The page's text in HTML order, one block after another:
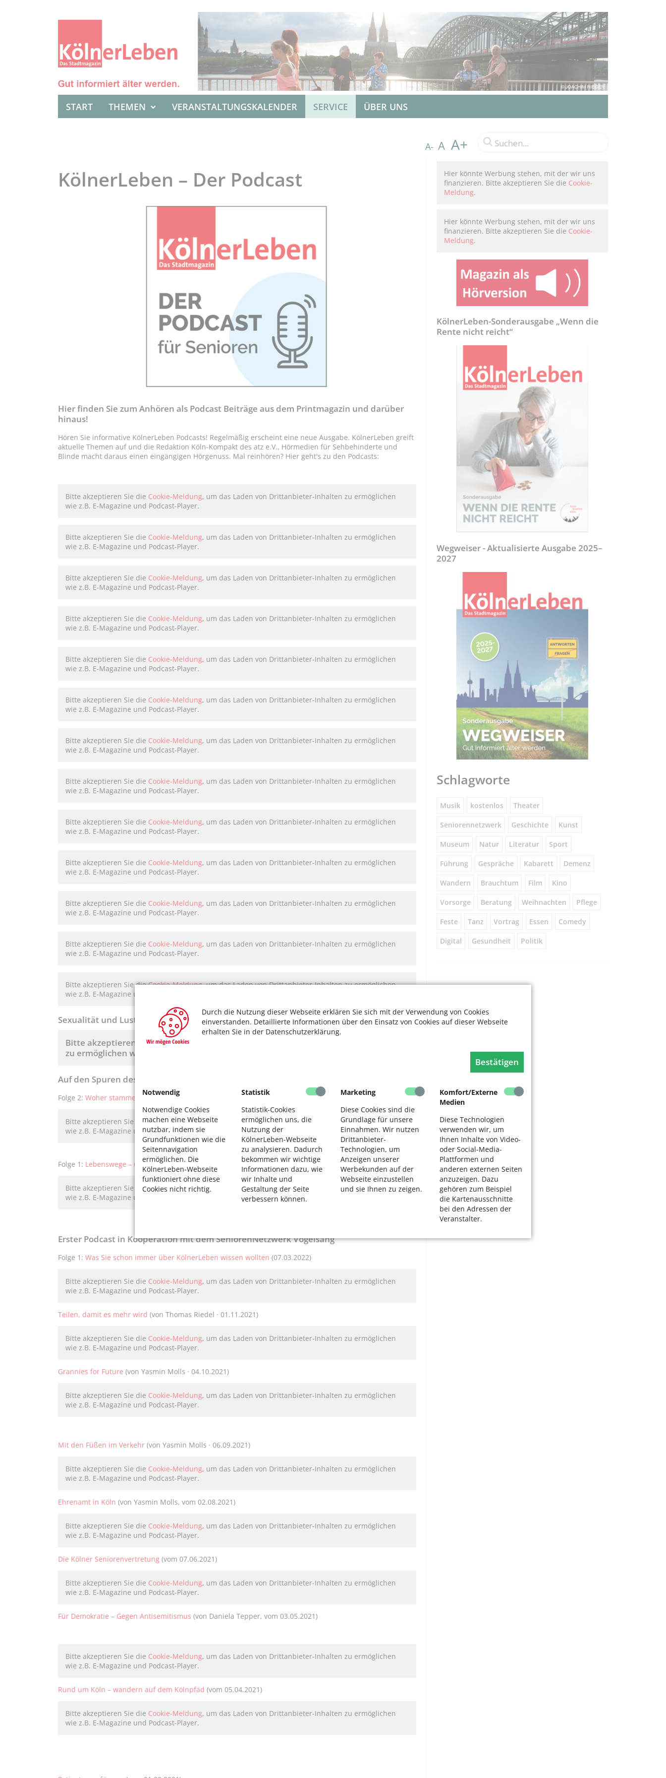
Durch die Nutzung dieser Webseite erklären Sie sich mit der Verwendung von Cookies
einverstanden. Detaillierte Informationen über den Einsatz von Cookies auf dieser Webseite
erhalten Sie in der Datenschutzerklärung.
Bestätigen
Notwendig
Notwendige Cookies
machen eine Webseite
nutzbar, indem sie
Grundfunktionen wie die
Seitennavigation
ermöglichen. Die
KölnerLeben-Webseite
funktioniert ohne diese
Cookies nicht richtig.
Statistik
Statistik-Cookies
ermöglichen uns, die
Nutzung der
KölnerLeben-Webseite
zu analysieren. Dadurch
bekommen wir wichtige
Informationen dazu, wie
wir Inhalte und
Gestaltung der Seite
verbessern können.
Marketing
Diese Cookies sind die
Grundlage für unsere
Einnahmen. Wir nutzen
Drittanbieter-
Technologien, um
Anzeigen unserer
Werbekunden auf der
Webseite einzustellen
und sie Ihnen zu zeigen.
Komfort/Externe
Medien
Diese Technologien
verwenden wir, um
Ihnen Inhalte von Video-
oder Social-Media-
Plattformen und
anderen externen Seiten
anzuzeigen. Dazu
gehören zum Beispiel
die Kartenausschnitte
bei den Adressen der
Veranstalter.
START THEMEN VERANSTALTUNGSKALENDER SERVICE ÜBER UNS
A- A A+
KölnerLeben – Der Podcast
Hier finden Sie zum Anhören als Podcast Beiträge aus dem Printmagazin und darüber
hinaus!
Hören Sie informative KölnerLeben Podcasts! Regelmäßig erscheint eine neue Ausgabe. KölnerLeben greift
aktuelle Themen auf und die Redaktion Köln-Kompakt des atz e.V., Hörmedien für Sehbehinderte und
Blinde macht daraus einen eingängigen Hörgenuss. Mal reinhören? Hier geht's zu den Podcasts:
Bitte akzeptieren Sie die Cookie-Meldung, um das Laden von Drittanbieter-Inhalten zu ermöglichen
wie z.B. E-Magazine und Podcast-Player.
Bitte akzeptieren Sie die Cookie-Meldung, um das Laden von Drittanbieter-Inhalten zu ermöglichen
wie z.B. E-Magazine und Podcast-Player.
Bitte akzeptieren Sie die Cookie-Meldung, um das Laden von Drittanbieter-Inhalten zu ermöglichen
wie z.B. E-Magazine und Podcast-Player.
Bitte akzeptieren Sie die Cookie-Meldung, um das Laden von Drittanbieter-Inhalten zu ermöglichen
wie z.B. E-Magazine und Podcast-Player.
Bitte akzeptieren Sie die Cookie-Meldung, um das Laden von Drittanbieter-Inhalten zu ermöglichen
wie z.B. E-Magazine und Podcast-Player.
Bitte akzeptieren Sie die Cookie-Meldung, um das Laden von Drittanbieter-Inhalten zu ermöglichen
wie z.B. E-Magazine und Podcast-Player.
Bitte akzeptieren Sie die Cookie-Meldung, um das Laden von Drittanbieter-Inhalten zu ermöglichen
wie z.B. E-Magazine und Podcast-Player.
Bitte akzeptieren Sie die Cookie-Meldung, um das Laden von Drittanbieter-Inhalten zu ermöglichen
wie z.B. E-Magazine und Podcast-Player.
Bitte akzeptieren Sie die Cookie-Meldung, um das Laden von Drittanbieter-Inhalten zu ermöglichen
wie z.B. E-Magazine und Podcast-Player.
Bitte akzeptieren Sie die Cookie-Meldung, um das Laden von Drittanbieter-Inhalten zu ermöglichen
wie z.B. E-Magazine und Podcast-Player.
Bitte akzeptieren Sie die Cookie-Meldung, um das Laden von Drittanbieter-Inhalten zu ermöglichen
wie z.B. E-Magazine und Podcast-Player.
Bitte akzeptieren Sie die Cookie-Meldung, um das Laden von Drittanbieter-Inhalten zu ermöglichen
wie z.B. E-Magazine und Podcast-Player.
Bitte akzeptieren Sie dieCookie-Meldung, um das Laden von Drittanbieter-Inhalten zu ermöglichen
wie z.B. E-Magazine und Podcast-Player.
Sexualität und Lust – ein Leben lang
Bitte akzeptieren Sie dieCookie-Meldung
zu ermöglichen wie z.B. E-Magazine und Podcast-Player.
Auf den Spuren des Lebens – Podcast der Genossenschaft Kölner Friedhofsgärtner
Folge 2: Woher stammen die Pflanzen auf Kölner Friedhöfen?(von David Korsten · 2.11. 2022)
Bitte akzeptieren Sie dieCookie-Meldung, um das Laden von Drittanbieter-Inhalten zu ermöglichen
wie z.B. E-Magazine und Podcast-Player.
Folge 1: Lebenswege – unterwegs auf Melaten und in Merheim(von David Korsten · 04.10.2021)
Bitte akzeptieren Sie dieCookie-Meldung, um das Laden von Drittanbieter-Inhalten zu ermöglichen
wie z.B. E-Magazine und Podcast-Player.
Erster Podcast in Kooperation mit dem SeniorenNetzwerk Vogelsang
Folge 1: Was Sie schon immer über KölnerLeben wissen wollten (07.03.2022)
Bitte akzeptieren Sie die Cookie-Meldung, um das Laden von Drittanbieter-Inhalten zu ermöglichen
wie z.B. E-Magazine und Podcast-Player.
Teilen, damit es mehr wird (von Thomas Riedel · 01.11.2021)
Bitte akzeptieren Sie die Cookie-Meldung, um das Laden von Drittanbieter-Inhalten zu ermöglichen
wie z.B. E-Magazine und Podcast-Player.
Grannies for Future (von Yasmin Molls · 04.10.2021)
Bitte akzeptieren Sie die Cookie-Meldung, um das Laden von Drittanbieter-Inhalten zu ermöglichen
wie z.B. E-Magazine und Podcast-Player.
Mit den Füßen im Verkehr (von Yasmin Molls · 06.09.2021)
Bitte akzeptieren Sie die Cookie-Meldung, um das Laden von Drittanbieter-Inhalten zu ermöglichen
wie z.B. E-Magazine und Podcast-Player.
Ehrenamt in Köln (von Yasmin Molls, vom 02.08.2021)
Bitte akzeptieren Sie die Cookie-Meldung, um das Laden von Drittanbieter-Inhalten zu ermöglichen
wie z.B. E-Magazine und Podcast-Player.
Die Kölner Seniorenvertretung (vom 07.06.2021)
Bitte akzeptieren Sie die Cookie-Meldung, um das Laden von Drittanbieter-Inhalten zu ermöglichen
wie z.B. E-Magazine und Podcast-Player.
Für Demokratie – Gegen Antisemitismus (von Daniela Tepper, vom 03.05.2021)
Bitte akzeptieren Sie die Cookie-Meldung, um das Laden von Drittanbieter-Inhalten zu ermöglichen
wie z.B. E-Magazine und Podcast-Player.
Rund um Köln – wandern auf dem Kölnpfad (vom 05.04.2021)
Bitte akzeptieren Sie die Cookie-Meldung, um das Laden von Drittanbieter-Inhalten zu ermöglichen
wie z.B. E-Magazine und Podcast-Player.
Hier könnte Werbung stehen, mit der wir uns
finanzieren. Bitte akzeptieren Sie die Cookie-
Meldung.
Hier könnte Werbung stehen, mit der wir uns
finanzieren. Bitte akzeptieren Sie die Cookie-
Meldung.
KölnerLeben-Sonderausgabe „Wenn die
Rente nicht reicht“
Wegweiser - Aktualisierte Ausgabe 2025–
2027
Schlagworte
Musik kostenlos Theater
Seniorennetzwerk Geschichte Kunst
Museum Natur Literatur Sport
Führung Gespräche Kabarett Demenz
Wandern Brauchtum Film Kino
Vorsorge Beratung Weihnachten Pflege
Feste Tanz Vortrag Essen Comedy
Digital Gesundheit Politik